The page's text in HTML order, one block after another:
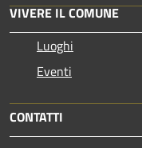
VIVERE IL COMUNE
Luoghi
Eventi
CONTATTI